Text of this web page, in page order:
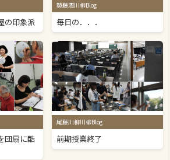
の印象派
勢藤潤川柳Blog
毎日の．．．
団扇に酷
尾藤川柳川柳Blog
前期授業終了